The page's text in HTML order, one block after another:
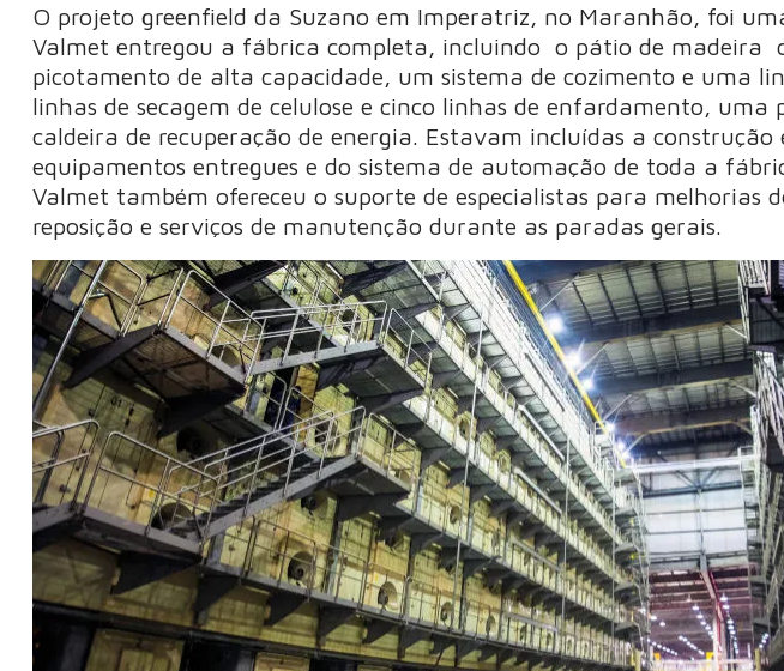
O projeto greenfield da Suzano em Imperatriz, no Maranhão, foi
Valmet entregou a fábrica completa, incluindo o pátio de madeira
picotamento de alta capacidade, um sistema de cozimento e uma
linhas de secagem de celulose e cinco linhas de enfardamento, uma
caldeira de recuperação de energia. Estavam incluídas a construção
equipamentos entregues e do sistema de automação de toda a
Valmet também ofereceu o suporte de especialistas para melhorias
reposição e serviços de manutenção durante as paradas gerais.